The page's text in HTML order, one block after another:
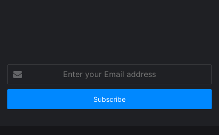
your
Email